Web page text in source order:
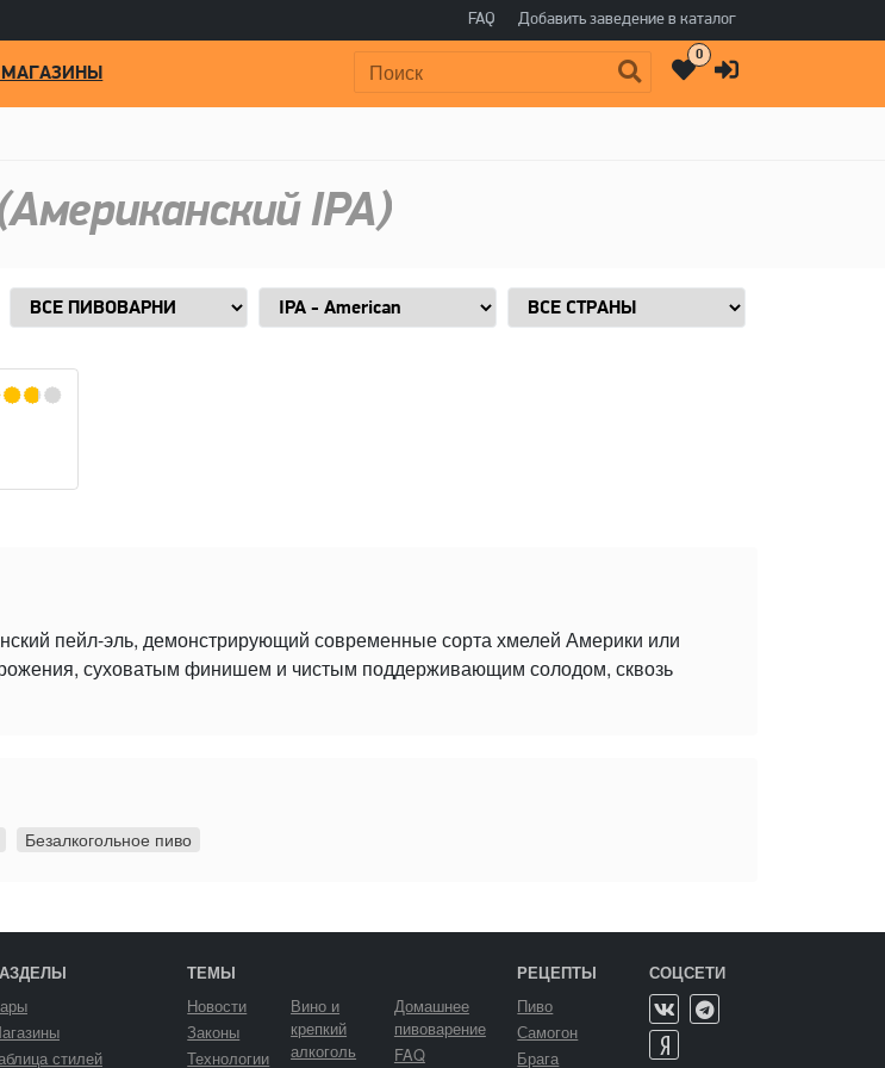
FAQ Добавить заведение в каталог
Поиск: 0
IPA)
пейл-эль, демонстрирующий современные сорта хмелей Америки или
суховатым финишем и чистым поддерживающим солодом, сквозь
Безалкогольное пиво
стилей
ТЕМЫ
Новости
Законы
Технологии
Вино и
крепкий
алкоголь
Домашнее
пивоварение
FAQ
РЕЦЕПТЫ
Пиво
Самогон
Брага
СОЦСЕТИ